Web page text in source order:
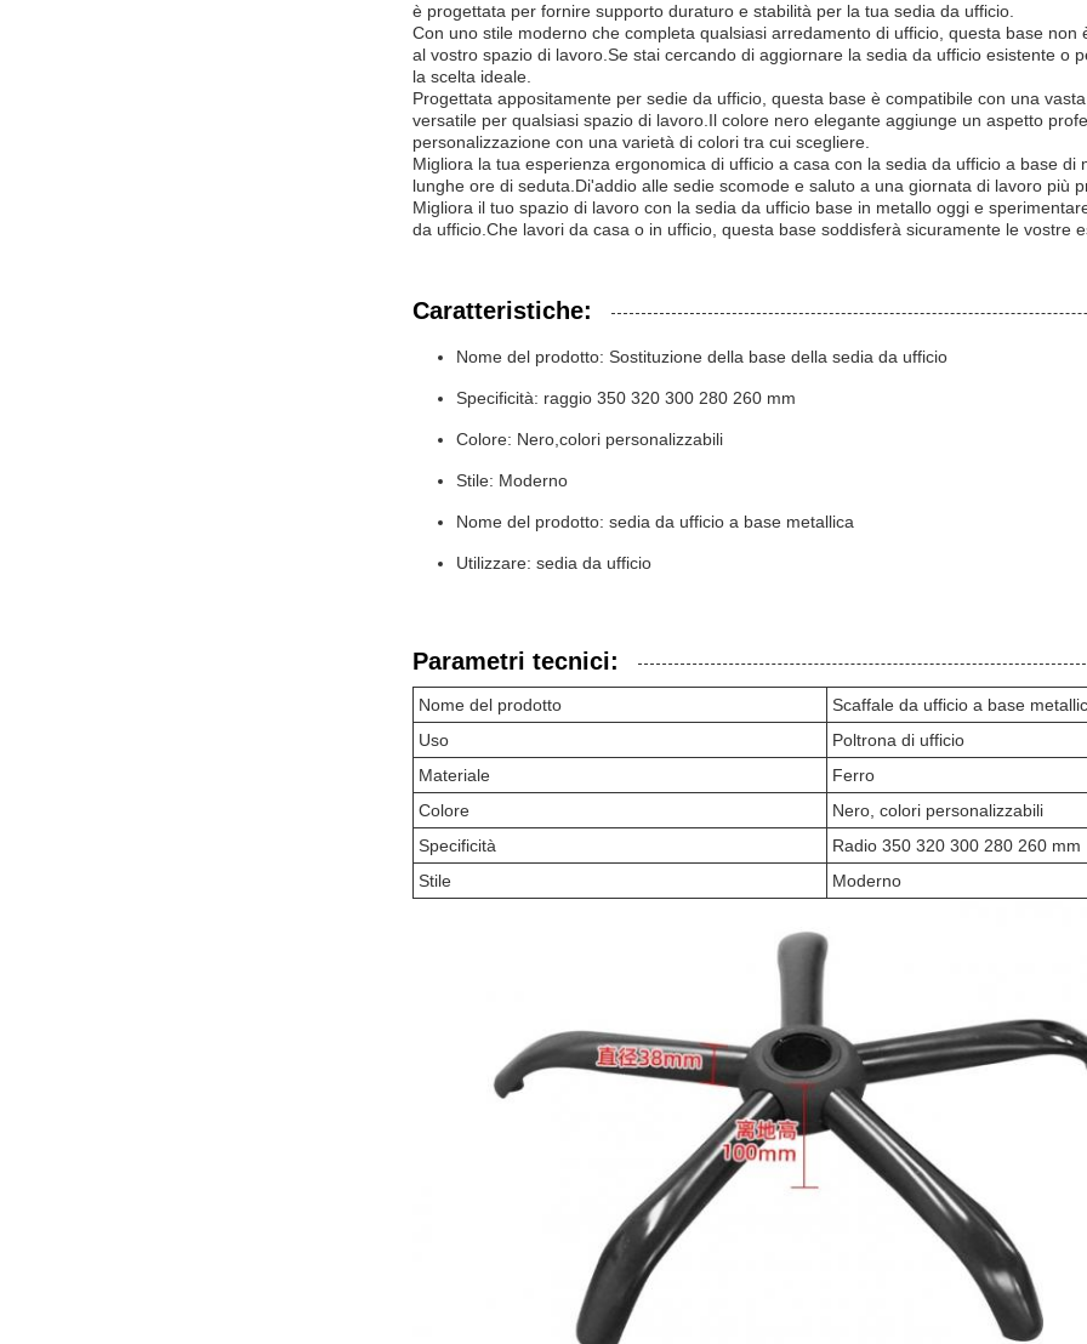
è progettata per fornire supporto duraturo e stabilità per la tua sedia da ufficio.
Con uno stile moderno che completa qualsiasi arredamento di ufficio, questa base
al vostro spazio di lavoro.Se stai cercando di aggiornare la sedia da ufficio esistente o
la scelta ideale.
Progettata appositamente per sedie da ufficio, questa base è compatibile con una
versatile per qualsiasi spazio di lavoro.Il colore nero elegante aggiunge un aspetto
personalizzazione con una varietà di colori tra cui scegliere.
Migliora la tua esperienza ergonomica di ufficio a casa con la sedia da ufficio a base
lunghe ore di seduta.Di'addio alle sedie scomode e saluto a una giornata di lavoro più
Migliora il tuo spazio di lavoro con la sedia da ufficio base in metallo oggi e
da ufficio.Che lavori da casa o in ufficio, questa base soddisferà sicuramente le vostre
Caratteristiche:
Nome del prodotto: Sostituzione della base della sedia da ufficio
Specificità: raggio 350 320 300 280 260 mm
Colore: Nero,colori personalizzabili
Stile: Moderno
Nome del prodotto: sedia da ufficio a base metallica
Utilizzare: sedia da ufficio
Parametri tecnici:
Nome del prodotto
Scaffale da ufficio a base
Uso
Poltrona di ufficio
Materiale
Ferro
Colore
Nero, colori personalizzabili
Specificità
Radio 350 320 300 280 260 mm
Stile
Moderno